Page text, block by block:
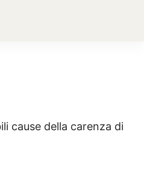
cause della carenza di